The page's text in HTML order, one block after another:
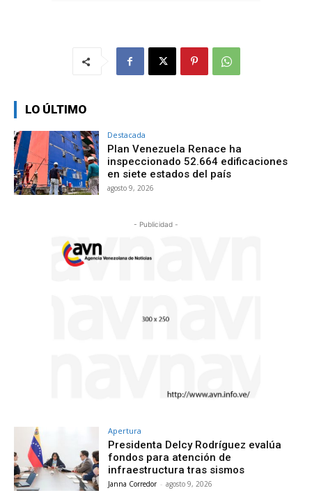
LO ÚLTIMO
Destacada
Plan Venezuela Renace ha
inspeccionado 52.664 edificaciones
en siete estados del país
agosto 9, 2026
- Publicidad -
Apertura
Presidenta Delcy Rodríguez evalúa
fondos para atención de
infraestructura tras sismos
Janna Corredor - agosto 9, 2026